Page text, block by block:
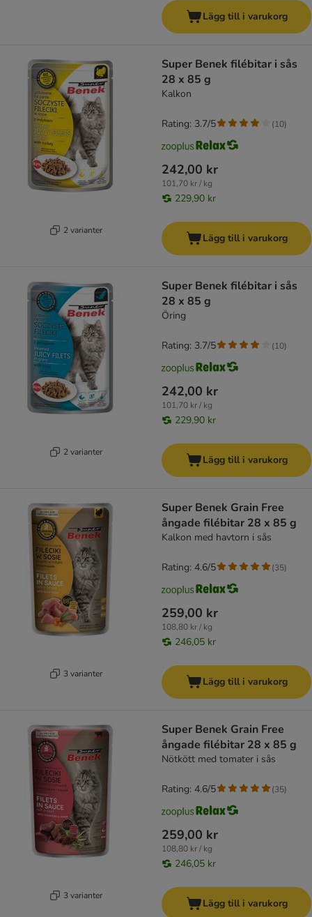
Lägg till i varukorg
2 varianter
Super Benek filébitar i sås
28 x 85 g
Kalkon
242,00 kr
101,70 kr / kg
229,90 kr
Rating: 3.7/5 (10)
Lägg till i varukorg
2 varianter
Super Benek filébitar i sås
28 x 85 g
Öring
242,00 kr
101,70 kr / kg
229,90 kr
Rating: 3.7/5 (10)
Lägg till i varukorg
3 varianter
Super Benek Grain Free
ångade filébitar 28 x 85 g
Kalkon med havtorn i sås
259,00 kr
108,80 kr / kg
246,05 kr
Rating: 4.6/5 (35)
Lägg till i varukorg
3 varianter
Super Benek Grain Free
ångade filébitar 28 x 85 g
Nötkött med tomater i sås
259,00 kr
108,80 kr / kg
246,05 kr
Rating: 4.6/5 (35)
Lägg till i varukorg